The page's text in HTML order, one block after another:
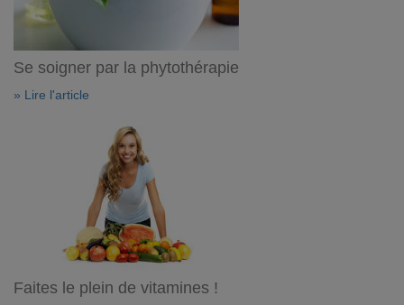
Se soigner par la phytothérapie
» Lire l'article
Faites le plein de vitamines !